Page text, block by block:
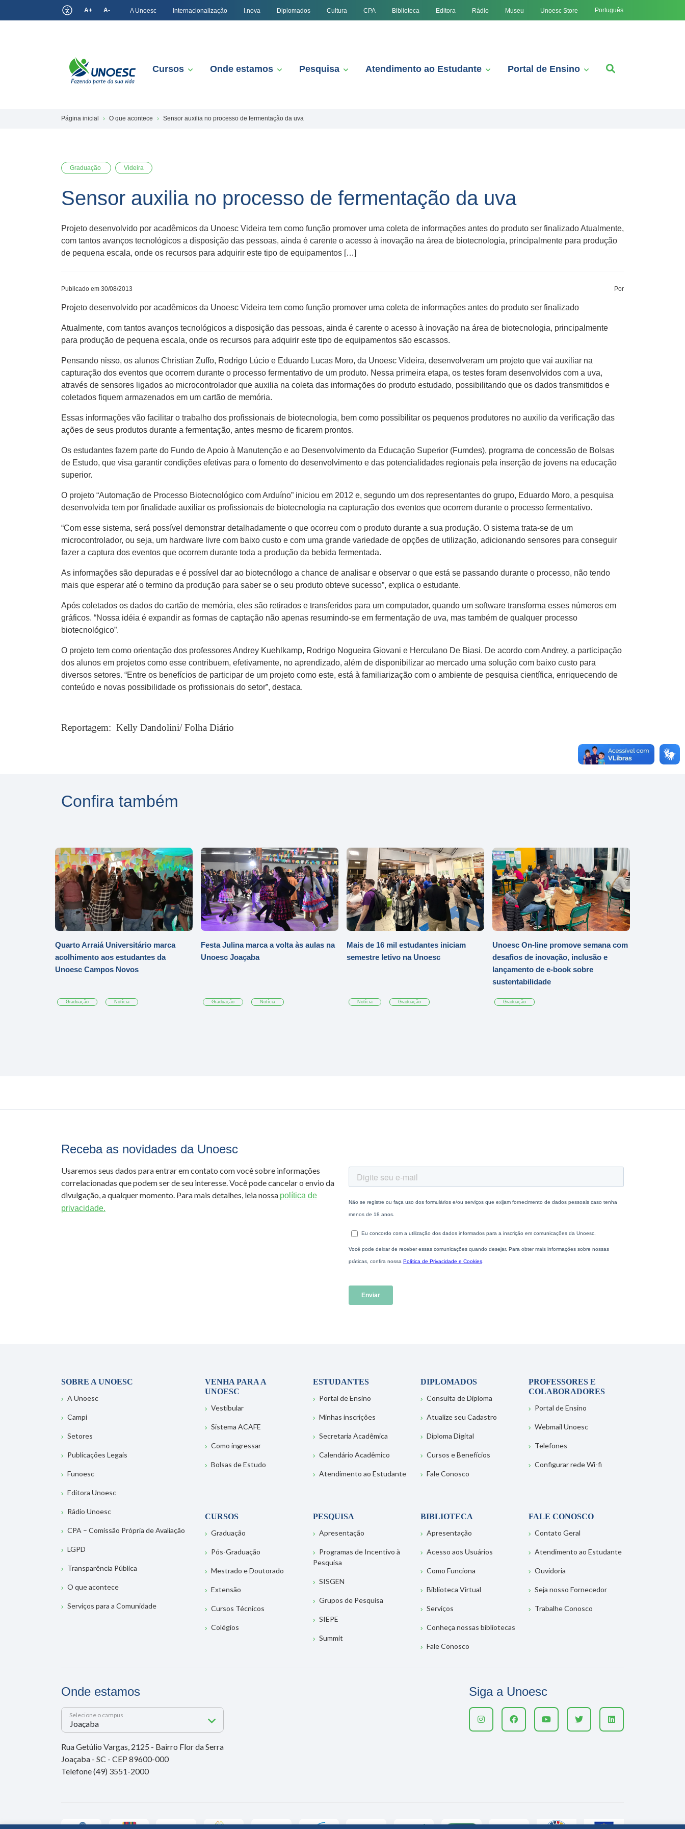
A+ A- A Unoesc Internacionalização I.nova Diplomados Cultura CPA Biblioteca Editora Rádio Museu Unoesc Store Português
Cursos Onde estamos Pesquisa Atendimento ao Estudante Portal de Ensino
Página inicial O que acontece Sensor auxilia no processo de fermentação da uva
Graduação Videira
Sensor auxilia no processo de fermentação da uva
Projeto desenvolvido por acadêmicos da Unoesc Videira tem como função promover uma coleta de informações antes do produto ser finalizado Atualmente,
com tantos avanços tecnológicos a disposição das pessoas, ainda é carente o acesso à inovação na área de biotecnologia, principalmente para produção
de pequena escala, onde os recursos para adquirir este tipo de equipamentos […]
Publicado em 30/08/2013 Por
Projeto desenvolvido por acadêmicos da Unoesc Videira tem como função promover uma coleta de informações antes do produto ser finalizado
Atualmente, com tantos avanços tecnológicos a disposição das pessoas, ainda é carente o acesso à inovação na área de biotecnologia, principalmente
para produção de pequena escala, onde os recursos para adquirir este tipo de equipamentos são escassos.
Pensando nisso, os alunos Christian Zuffo, Rodrigo Lúcio e Eduardo Lucas Moro, da Unoesc Videira, desenvolveram um projeto que vai auxiliar na
capturação dos eventos que ocorrem durante o processo fermentativo de um produto. Nessa primeira etapa, os testes foram desenvolvidos com a uva,
através de sensores ligados ao microcontrolador que auxilia na coleta das informações do produto estudado, possibilitando que os dados transmitidos e
coletados fiquem armazenados em um cartão de memória.
Essas informações vão facilitar o trabalho dos profissionais de biotecnologia, bem como possibilitar os pequenos produtores no auxilio da verificação das
ações de seus produtos durante a fermentação, antes mesmo de ficarem prontos.
Os estudantes fazem parte do Fundo de Apoio à Manutenção e ao Desenvolvimento da Educação Superior (Fumdes), programa de concessão de Bolsas
de Estudo, que visa garantir condições efetivas para o fomento do desenvolvimento e das potencialidades regionais pela inserção de jovens na educação
superior.
O projeto “Automação de Processo Biotecnológico com Arduíno” iniciou em 2012 e, segundo um dos representantes do grupo, Eduardo Moro, a pesquisa
desenvolvida tem por finalidade auxiliar os profissionais de biotecnologia na capturação dos eventos que ocorrem durante o processo fermentativo.
“Com esse sistema, será possível demonstrar detalhadamente o que ocorreu com o produto durante a sua produção. O sistema trata-se de um
microcontrolador, ou seja, um hardware livre com baixo custo e com uma grande variedade de opções de utilização, adicionando sensores para conseguir
fazer a captura dos eventos que ocorrem durante toda a produção da bebida fermentada.
As informações são depuradas e é possível dar ao biotecnólogo a chance de analisar e observar o que está se passando durante o processo, não tendo
mais que esperar até o termino da produção para saber se o seu produto obteve sucesso”, explica o estudante.
Após coletados os dados do cartão de memória, eles são retirados e transferidos para um computador, quando um software transforma esses números em
gráficos. “Nossa idéia é expandir as formas de captação não apenas resumindo-se em fermentação de uva, mas também de qualquer processo
biotecnológico”.
O projeto tem como orientação dos professores Andrey Kuehlkamp, Rodrigo Nogueira Giovani e Herculano De Biasi. De acordo com Andrey, a participação
dos alunos em projetos como esse contribuem, efetivamente, no aprendizado, além de disponibilizar ao mercado uma solução com baixo custo para
diversos setores. “Entre os benefícios de participar de um projeto como este, está à familiarização com o ambiente de pesquisa científica, enriquecendo de
conteúdo e novas possibilidade os profissionais do setor”, destaca.
Reportagem: Kelly Dandolini/ Folha Diário
Confira também
Quarto Arraiá Universitário marca
acolhimento aos estudantes da
Unoesc Campos Novos
Graduação Notícia
Festa Julina marca a volta às aulas na
Unoesc Joaçaba
Graduação Notícia
Mais de 16 mil estudantes iniciam
semestre letivo na Unoesc
Notícia Graduação
Unoesc On-line promove semana com
desafios de inovação, inclusão e
lançamento de e-book sobre
sustentabilidade
Graduação
Receba as novidades da Unoesc
Usaremos seus dados para entrar em contato com você sobre informações
correlacionadas que podem ser de seu interesse. Você pode cancelar o envio da
divulgação, a qualquer momento. Para mais detalhes, leia nossa política de
privacidade.
SOBRE A UNOESC
A Unoesc
Campi
Setores
Publicações Legais
Funoesc
Editora Unoesc
Rádio Unoesc
CPA – Comissão Própria de Avaliação
LGPD
Transparência Pública
O que acontece
Serviços para a Comunidade
VENHA PARA A
UNOESC
Vestibular
Sistema ACAFE
Como ingressar
Bolsas de Estudo
ESTUDANTES
Portal de Ensino
Minhas inscrições
Secretaria Acadêmica
Calendário Acadêmico
Atendimento ao Estudante
DIPLOMADOS
Consulta de Diploma
Atualize seu Cadastro
Diploma Digital
Cursos e Benefícios
Fale Conosco
PROFESSORES E
COLABORADORES
Portal de Ensino
Webmail Unoesc
Telefones
Configurar rede Wi-fi
CURSOS
Graduação
Pós-Graduação
Mestrado e Doutorado
Extensão
Cursos Técnicos
Colégios
PESQUISA
Apresentação
Programas de Incentivo à
Pesquisa
SISGEN
Grupos de Pesquisa
SIEPE
Summit
BIBLIOTECA
Apresentação
Acesso aos Usuários
Como Funciona
Biblioteca Virtual
Serviços
Conheça nossas bibliotecas
Fale Conosco
FALE CONOSCO
Contato Geral
Atendimento ao Estudante
Ouvidoria
Seja nosso Fornecedor
Trabalhe Conosco
Onde estamos
Selecione o campus
Rua Getúlio Vargas, 2125 - Bairro Flor da Serra
Joaçaba - SC - CEP 89600-000
Telefone (49) 3551-2000
Siga a Unoesc